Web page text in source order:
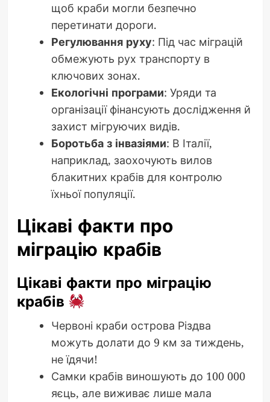
щоб краби могли безпечно
перетинати дороги.
Регулювання руху: Під час міграцій
обмежують рух транспорту в
ключових зонах.
Екологічні програми: Уряди та
організації фінансують дослідження й
захист мігруючих видів.
Боротьба з інвазіями: В Італії,
наприклад, заохочують вилов
блакитних крабів для контролю
їхньої популяції.
Цікаві факти про
міграцію крабів
Цікаві факти про міграцію
крабів
Червоні краби острова Різдва
можуть долати до 9 км за тиждень,
не їдячи!
Самки крабів виношують до 100 000
яєць, але виживає лише мала